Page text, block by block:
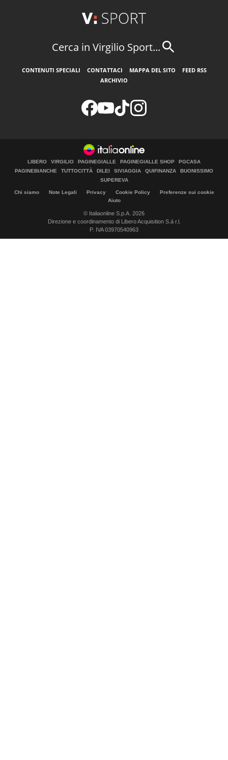
Cerca in Virgilio Sport...
CONTENUTI SPECIALI CONTATTACI MAPPA DEL SITO
FEED RSS
ARCHIVIO
LIBERO VIRGILIO PAGINEGIALLE PAGINEGIALLE SHOP
PGCASA
PAGINEBIANCHE
TUTTOCITTÀ DILEI SIVIAGGIA QUIFINANZA
BUONISSIMO
SUPEREVA
Chi siamo Note Legali Privacy Cookie Policy
Preferenze sui cookie
Aiuto
© Italiaonline S.p.A. 2026
Direzione e coordinamento di Libero Acquisition S.á r.l.
P. IVA 03970540963